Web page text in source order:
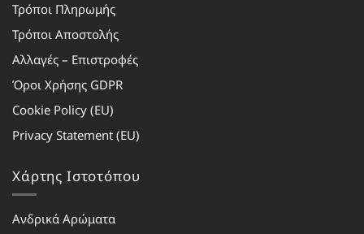
Τρόποι Πληρωμής
Τρόποι Αποστολής
Αλλαγές – Επιστροφές
Όροι Χρήσης GDPR
Cookie Policy (EU)
Privacy Statement (EU)
Χάρτης Ιστοτόπου
Ανδρικά Αρώματα